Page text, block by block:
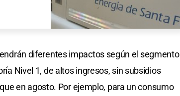
diferentes impactos según el segmento
Nivel 1, de altos ingresos, sin subsidios
en agosto. Por ejemplo, para un consumo